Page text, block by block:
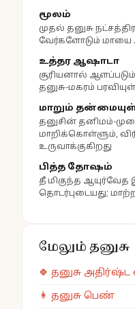
மூலம்
முதல் தனுசு
வேர்களோடும் மாயை
உத்தர ஆஷாடா
சூரியனால்
தனுசு-மகரம்
மாறும்
தனுசின் தனிமம்-
மாறிக்கொள்ளும்,
உருவாக்குகிறது
பித்த தோஷம்
தீ மிகுந்த ஆயுர்வேத
தொடர்புடையது;
மேலும் தனுசு
🍀 தனுசு
👩 தனுசு பெண்